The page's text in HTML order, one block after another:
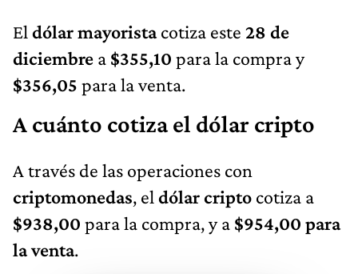
El dólar mayoristacotiza este 28 de
diciembre a $355,10 para la compra y
$356,05 para la venta.
A cuánto cotiza el dólar cripto
A través de las operaciones con
criptomonedas, el dólar cripto cotiza a
$938,00 para la compra, y a $954,00 para
la venta.